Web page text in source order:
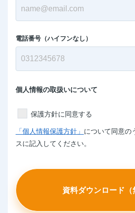
電話番号（ハイフンなし）
個人情報の取扱いについて
保護方針に同意する
「個人情報保護方針」 について同意の
スに記入してください。